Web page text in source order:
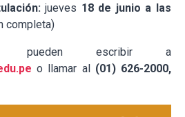
jueves 18 de junio a las
completa)
pueden escribir a
o llamar al (01) 626-2000,